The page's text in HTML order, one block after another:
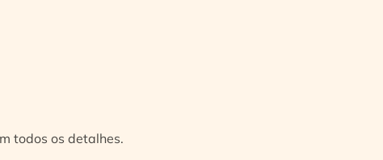
todos os detalhes.